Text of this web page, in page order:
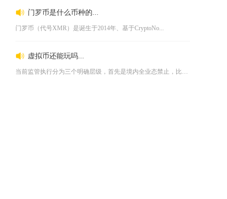
门罗币是什么币种的...
门罗币（代号XMR）是诞生于2014年、基于CryptoNo...
虚拟币还能玩吗...
当前监管执行分为三个明确层级，首先是境内全业态禁止，比特币、...